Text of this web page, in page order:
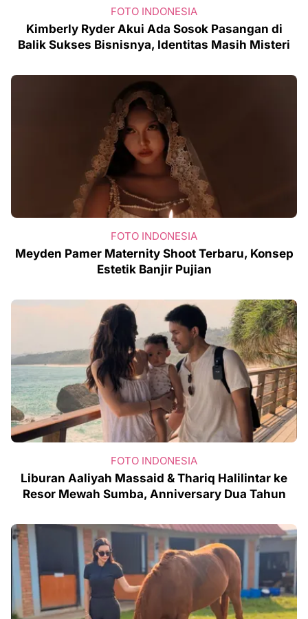
FOTO INDONESIA
Kimberly Ryder Akui Ada Sosok Pasangan di
Balik Sukses Bisnisnya, Identitas Masih Misteri
FOTO INDONESIA
Meyden Pamer Maternity Shoot Terbaru, Konsep
Estetik Banjir Pujian
FOTO INDONESIA
Liburan Aaliyah Massaid & Thariq Halilintar ke
Resor Mewah Sumba, Anniversary Dua Tahun